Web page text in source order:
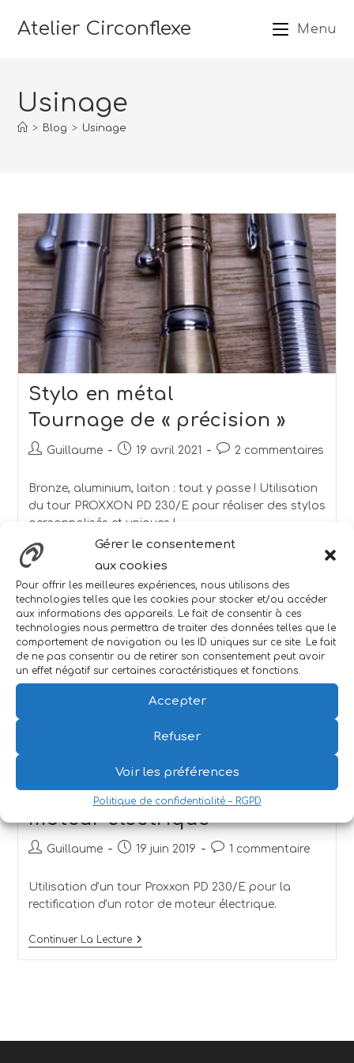
Gérer le consentement
aux cookies
Pour offrir les meilleures expériences, nous utilisons des
technologies telles que les cookies pour stocker et/ou accéder
aux informations des appareils. Le fait de consentir à ces
technologies nous permettra de traiter des données telles que le
comportement de navigation ou les ID uniques sur ce site. Le fait
de ne pas consentir ou de retirer son consentement peut avoir
un effet négatif sur certaines caractéristiques et fonctions.
Accepter
Refuser
Voir les préférences
Politique de confidentialité – RGPD
Atelier Circonflexe Menu
Usinage
> Blog > Usinage
Stylo en métal
Tournage de « précision »
Guillaume 19 avril 2021 2 commentaires
Bronze, aluminium, laiton : tout y passe ! Utilisation
du tour PROXXON PD 230/E pour réaliser des stylos
personnalisés et uniques !
Continuer La Lecture
Rectification d’un rotor de
moteur électrique
Guillaume 19 juin 2019 1 commentaire
Utilisation d'un tour Proxxon PD 230/E pour la
rectification d'un rotor de moteur électrique.
Continuer La Lecture